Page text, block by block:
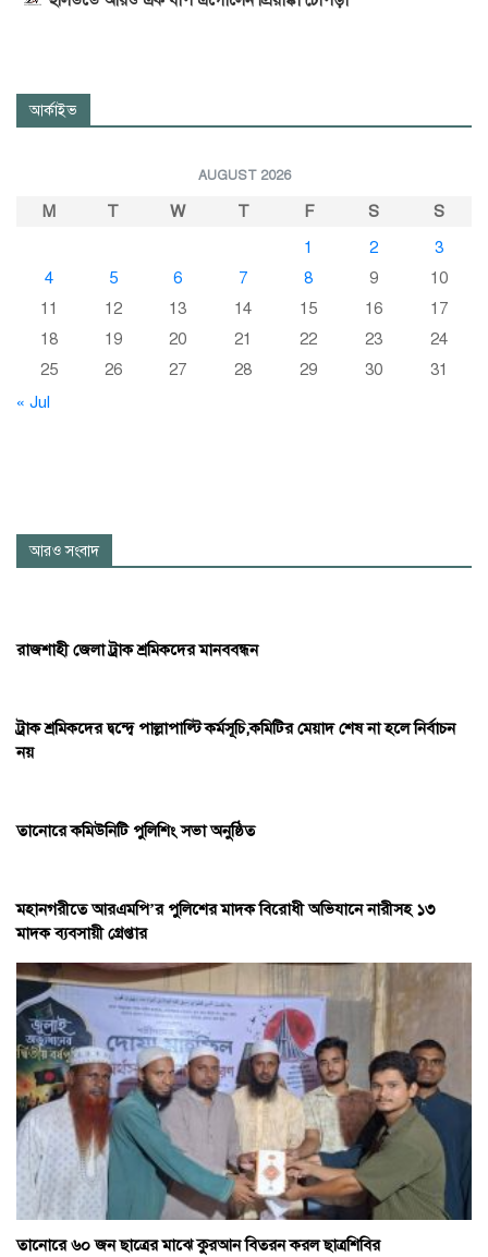
আর্কাইভ
AUGUST 2026
M T W T F S
S
1
2
3
4
5 6 7 8 9
10
11
12 13 14 15 16
17
18
19 20 21 22 23
24
25
26 27 28 29 30
31
« Jul
আরও সংবাদ
রাজশাহী জেলা ট্রাক শ্রমিকদের মানববন্ধন
ট্রাক শ্রমিকদের দ্বন্দ্বে পাল্লাপাল্টি কর্মসূচি,কমিটির মেয়াদ শেষ না হলে নির্বাচন
নয়
তানোরে কমিউনিটি পুলিশিং সভা অনুষ্ঠিত
মহানগরীতে আরএমপি’র পুলিশের মাদক বিরোধী অভিযানে নারীসহ ১৩
মাদক ব্যবসায়ী গ্রেপ্তার
তানোরে ৬০ জন ছাত্রের মাঝে কুরআন বিতরন করল ছাত্রশিবির